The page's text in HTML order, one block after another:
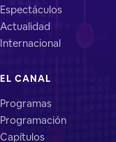
Espectáculos
Actualidad
Internacional
EL CANAL
Programas
Programación
Capítulos